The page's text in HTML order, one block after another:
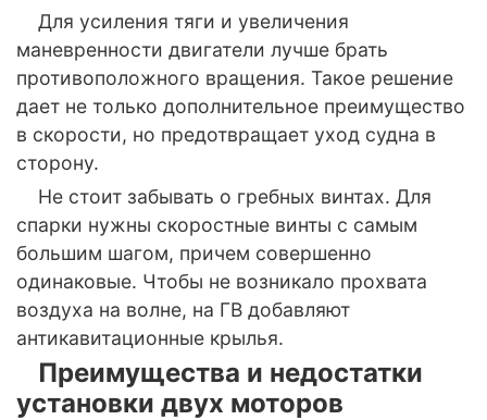
Для усиления тяги и увеличения
маневренности двигатели лучше брать
противоположного вращения. Такое решение
дает не только дополнительное преимущество
в скорости, но предотвращает уход судна в
сторону.
Не стоит забывать о гребных винтах. Для
спарки нужны скоростные винты с самым
большим шагом, причем совершенно
одинаковые. Чтобы не возникало прохвата
воздуха на волне, на ГВ добавляют
антикавитационные крылья.
Преимущества и недостатки
установки двух моторов